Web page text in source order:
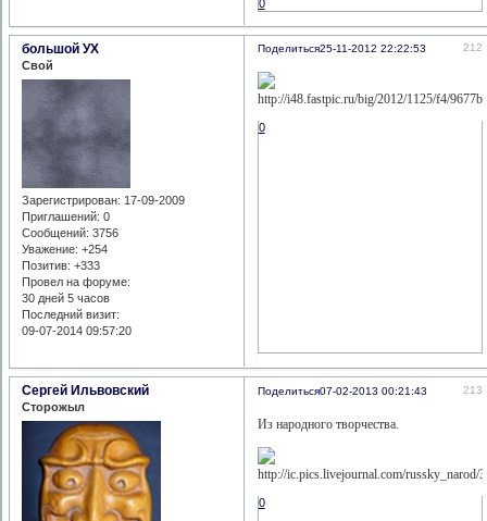
0
Поделиться 212
25-11-2012 22:22:53
большой УХ
Свой
Зарегистрирован: 17-09-2009
Приглашений: 0
Сообщений: 3756
Уважение: +254
Позитив: +333
Провел на форуме:
30 дней 5 часов
Последний визит:
09-07-2014 09:57:20
0
Поделиться 213
07-02-2013 00:21:43
Сергей Ильвовский
Сторожыл
Из народного творчества.
0